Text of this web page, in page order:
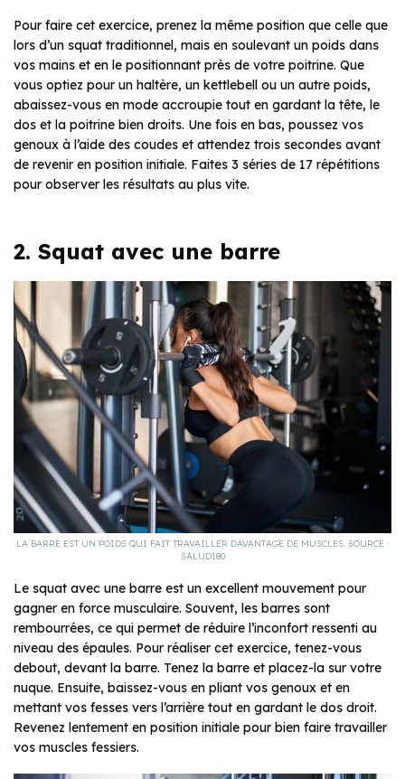
Pour faire cet exercice, prenez la même position que celle que
lors d’un squat traditionnel, mais en soulevant un poids dans
vos mains et en le positionnant près de votre poitrine. Que
vous optiez pour un haltère, un kettlebell ou un autre poids,
abaissez-vous en mode accroupie tout en gardant la tête, le
dos et la poitrine bien droits. Une fois en bas, poussez vos
genoux à l’aide des coudes et attendez trois secondes avant
de revenir en position initiale. Faites 3 séries de 17 répétitions
pour observer les résultats au plus vite.
2. Squat avec une barre
LA BARRE EST UN POIDS QUI FAIT TRAVAILLER DAVANTAGE DE MUSCLES. SOURCE :
SALUD180
Le squat avec une barre est un excellent mouvement pour
gagner en force musculaire. Souvent, les barres sont
rembourrées, ce qui permet de réduire l’inconfort ressenti au
niveau des épaules. Pour réaliser cet exercice, tenez-vous
debout, devant la barre. Tenez la barre et placez-la sur votre
nuque. Ensuite, baissez-vous en pliant vos genoux et en
mettant vos fesses vers l’arrière tout en gardant le dos droit.
Revenez lentement en position initiale pour bien faire travailler
vos muscles fessiers.